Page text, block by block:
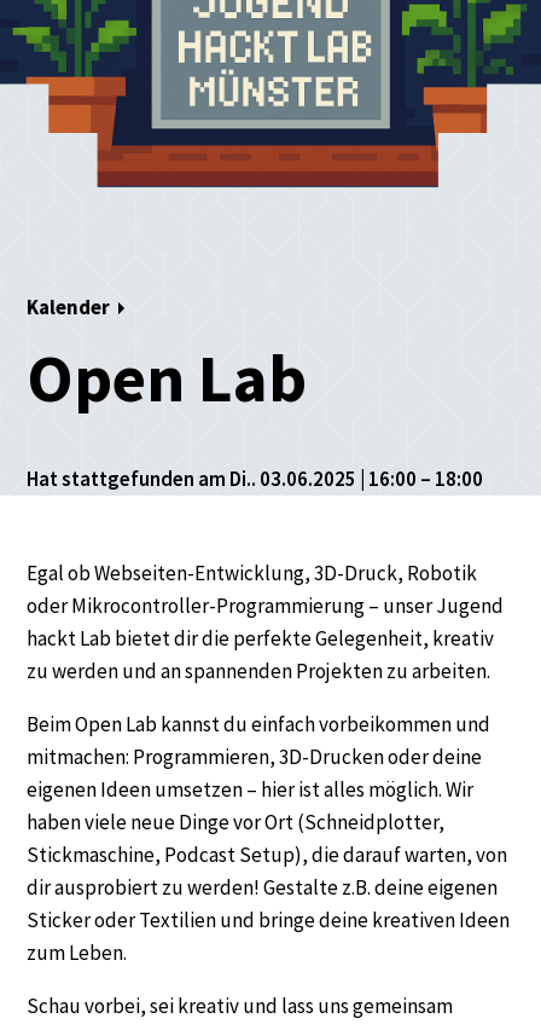
Kalender
Open Lab
Hat stattgefunden am Di.. 03.06.2025 | 16:00 – 18:00
Egal ob Webseiten-Entwicklung, 3D-Druck, Robotik
oder Mikrocontroller-Programmierung – unser Jugend
hackt Lab bietet dir die perfekte Gelegenheit, kreativ
zu werden und an spannenden Projekten zu arbeiten.
Beim Open Lab kannst du einfach vorbeikommen und
mitmachen: Programmieren, 3D-Drucken oder deine
eigenen Ideen umsetzen – hier ist alles möglich. Wir
haben viele neue Dinge vor Ort (Schneidplotter,
Stickmaschine, Podcast Setup), die darauf warten, von
dir ausprobiert zu werden! Gestalte z.B. deine eigenen
Sticker oder Textilien und bringe deine kreativen Ideen
zum Leben.
Schau vorbei, sei kreativ und lass uns gemeinsam